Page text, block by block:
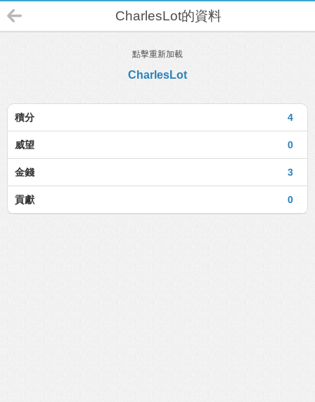
CharlesLot的資料
點擊重新加載
CharlesLot
4
積分
0
威望
3
金錢
0
貢獻